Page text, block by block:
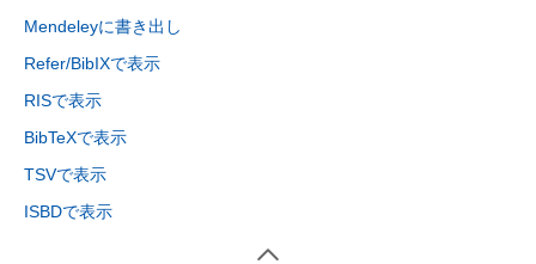
Mendeleyに書き出し
Refer/BibIXで表示
RISで表示
BibTeXで表示
TSVで表示
ISBDで表示